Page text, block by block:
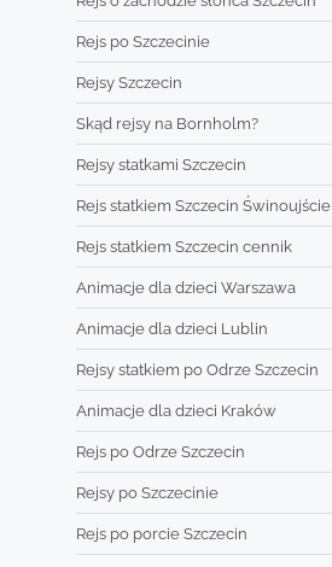
Rejs po Szczecinie
Rejsy Szczecin
Skąd rejsy na Bornholm?
Rejsy statkami Szczecin
Rejs statkiem Szczecin Świnoujście
Rejs statkiem Szczecin cennik
Animacje dla dzieci Warszawa
Animacje dla dzieci Lublin
Rejsy statkiem po Odrze Szczecin
Animacje dla dzieci Kraków
Rejs po Odrze Szczecin
Rejsy po Szczecinie
Rejs po porcie Szczecin